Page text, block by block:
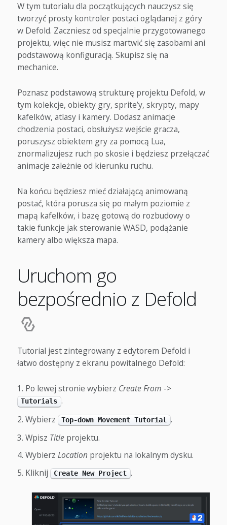
W tym tutorialu dla początkujących nauczysz się
tworzyć prosty kontroler postaci oglądanej z góry
w Defold. Zaczniesz od specjalnie przygotowanego
projektu, więc nie musisz martwić się zasobami ani
podstawową konfiguracją. Skupisz się na
mechanice.
Poznasz podstawową strukturę projektu Defold, w
tym kolekcje, obiekty gry, sprite’y, skrypty, mapy
kafelków, atlasy i kamery. Dodasz animacje
chodzenia postaci, obsłużysz wejście gracza,
poruszysz obiektem gry za pomocą Lua,
znormalizujesz ruch po skosie i będziesz przełączać
animacje zależnie od kierunku ruchu.
Na końcu będziesz mieć działającą animowaną
postać, która porusza się po małym poziomie z
mapą kafelków, i bazę gotową do rozbudowy o
takie funkcje jak sterowanie WASD, podążanie
kamery albo większa mapa.
Uruchom go
bezpośrednio z Defold
Tutorial jest zintegrowany z edytorem Defold i
łatwo dostępny z ekranu powitalnego Defold:
Po lewej stronie wybierz Create From ->
Tutorials .
Wybierz
Top-down Movement Tutorial
.
Wpisz Titleprojektu.
Wybierz Location projektu na lokalnym dysku.
Kliknij
Create New Project .